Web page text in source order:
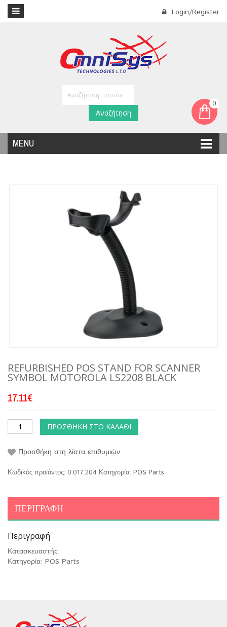
Login/Register
0
MENU
Αναζήτηση
REFURBISHED POS STAND FOR SCANNER
SYMBOL MOTOROLA LS2208 BLACK
17.11€
ΠΡΟΣΘΉΚΗ ΣΤΟ ΚΑΛΆΘΙ
Προσθήκη στη λίστα επιθυμιών
Κωδικός προϊόντος: 0.017.204 Κατηγορία: POS Parts
ΠΕΡΙΓΡΑΦΉ
Περιγραφή
Κατασκευαστής:
Κατηγορία: POS Parts